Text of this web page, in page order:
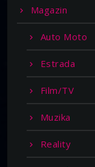
Magazin
Auto Moto
Estrada
Film/TV
Muzika
Reality